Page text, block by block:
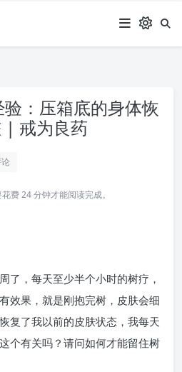
：压箱底的身体恢
| 戒为良药
费 24 分钟才能阅读完成。
了，每天至少半个小时的树疗，
效果，就是刚抱完树，皮肤会细
复了我以前的皮肤状态，我每天
个有关吗？请问如何才能留住树